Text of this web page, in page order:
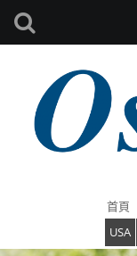
首頁
USA